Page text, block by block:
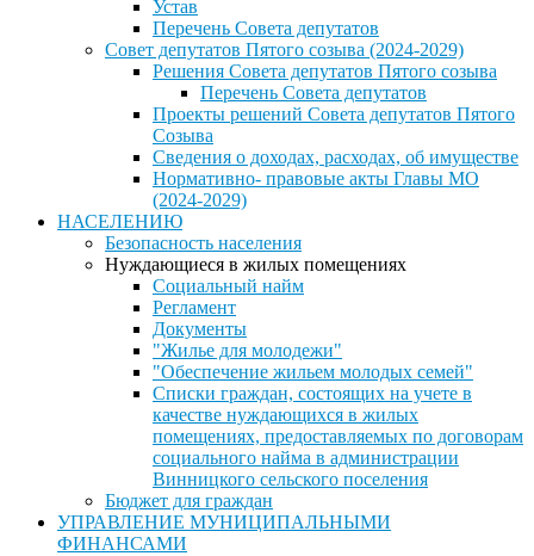
Устав
Перечень Совета депутатов
Совет депутатов Пятого созыва (2024-2029)
Решения Совета депутатов Пятого созыва
Перечень Совета депутатов
Проекты решений Совета депутатов Пятого
Созыва
Сведения о доходах, расходах, об имуществе
Нормативно- правовые акты Главы МО
(2024-2029)
НАСЕЛЕНИЮ
Безопасность населения
Нуждающиеся в жилых помещениях
Социальный найм
Регламент
Документы
"Жилье для молодежи"
"Обеспечение жильем молодых семей"
Списки граждан, состоящих на учете в
качестве нуждающихся в жилых
помещениях, предоставляемых по договорам
социального найма в администрации
Винницкого сельского поселения
Бюджет для граждан
УПРАВЛЕНИЕ МУНИЦИПАЛЬНЫМИ
ФИНАНСАМИ